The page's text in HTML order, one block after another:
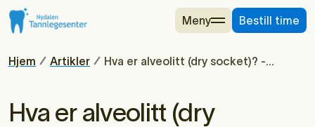
Meny Bestill time
Hjem Artikler
Hva er alveolitt (dry socket)? -
Hva er alveolitt (dry